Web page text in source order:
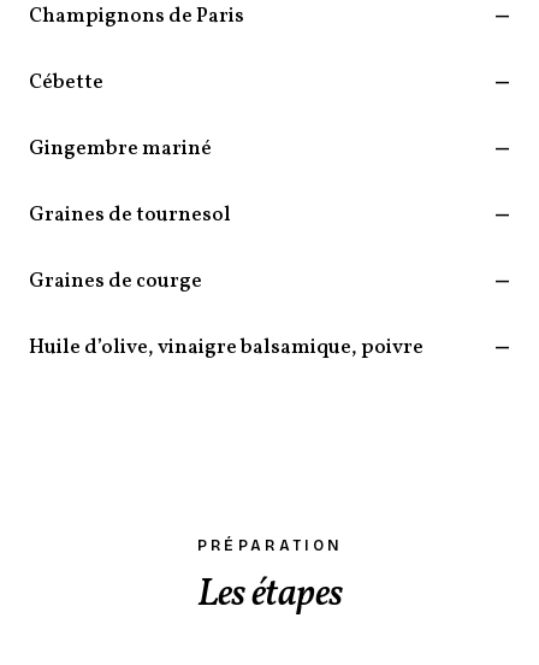
Champignons de Paris —
Cébette —
Gingembre mariné —
Graines de tournesol —
Graines de courge —
Huile d’olive, vinaigre balsamique, poivre —
PRÉPARATION
Les étapes